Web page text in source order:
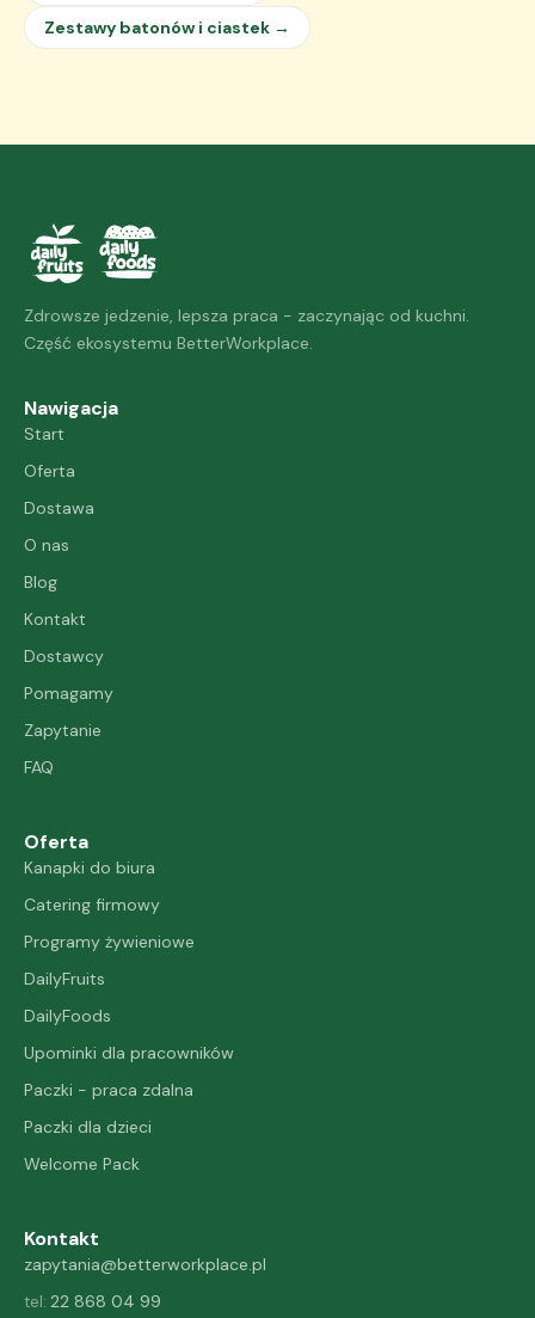
Zestawy batonów i ciastek →
Zdrowsze jedzenie, lepsza praca - zaczynając od kuchni.
Część ekosystemu BetterWorkplace.
Nawigacja
Start
Oferta
Dostawa
O nas
Blog
Kontakt
Dostawcy
Pomagamy
Zapytanie
FAQ
Oferta
Kanapki do biura
Catering firmowy
Programy żywieniowe
DailyFruits
DailyFoods
Upominki dla pracowników
Paczki - praca zdalna
Paczki dla dzieci
Welcome Pack
Kontakt
zapytania@betterworkplace.pl
tel: 22 868 04 99